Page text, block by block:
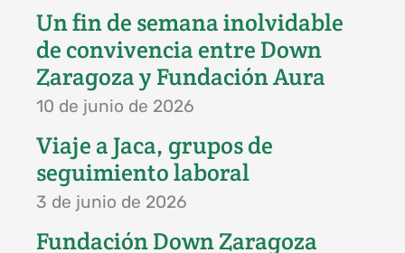
Un fin de semana inolvidable
de convivencia entre Down
Zaragoza y Fundación Aura
10 de junio de 2026
Viaje a Jaca, grupos de
seguimiento laboral
3 de junio de 2026
Fundación Down Zaragoza